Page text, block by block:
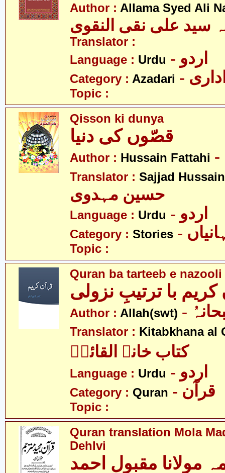
Author : Allama Syed Ali
سید علی نقی النقوی
Translator :
Language : Urdu - اردو
Category : Azadari
Topic :
Qisson ki dunya
قصّوں کی دنیا
Author : Hussain Fattahi
Translator : Sajjad
حسین مہدوی
Language : Urdu - اردو
Category : Stories
Topic :
Quran ba tarteeb e nazooli
کریم با ترتیبِ نزولی
Author : Allah(swt)
Translator : Kitabkhana al
کتاب خانہ القائمؑ
Language : Urdu - اردو
Category : Quran - قرآن
Topic :
Quran translation Mola
Dehlvi
مولانا مقبول احمد